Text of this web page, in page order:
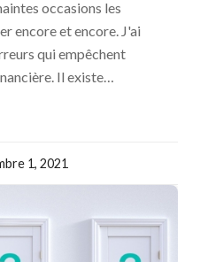
occasions les
encore et encore. J'ai
qui empêchent
Il existe…
1, 2021